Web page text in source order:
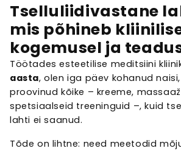
Tselluliidivastane
mis põhineb
kogemusel ja
Töötades esteetilise meditsiini
aasta, olen iga päev kohanud
proovinud kõike – kreeme,
spetsiaalseid treeninguid –, kuid
lahti ei saanud.
Tõde on lihtne: need meetodid